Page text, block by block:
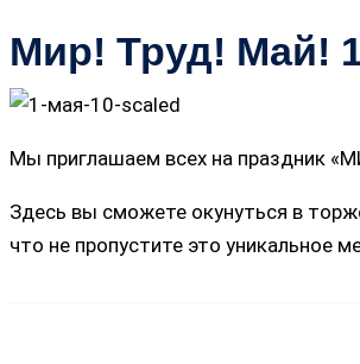
Мир! Труд! Май!
Мы приглашаем всех на праздник
Здесь вы сможете окунуться в
что не пропустите это уникальное